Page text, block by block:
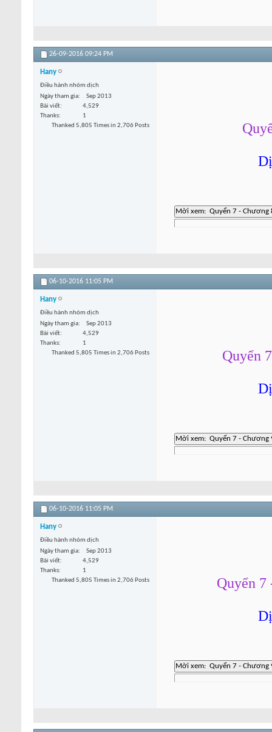
26-09-2016 09:24 PM
Hany
Điều hành nhóm dịch
Ngày tham gia
Sep 2013
Bài viết
4,529
Thanks
1
Thanked 5,805 Times in 2,706 Posts
06-10-2016 11:05 PM
Hany
Điều hành nhóm dịch
Ngày tham gia
Sep 2013
Bài viết
4,529
Thanks
1
Thanked 5,805 Times in 2,706 Posts
Quyển
06-10-2016 11:05 PM
Hany
Điều hành nhóm dịch
Ngày tham gia
Sep 2013
Bài viết
4,529
Thanks
1
Thanked 5,805 Times in 2,706 Posts
Quyển 7